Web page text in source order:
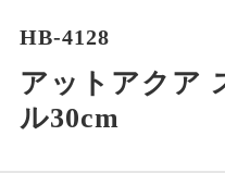
HB-4128
アットアクア
ル30cm